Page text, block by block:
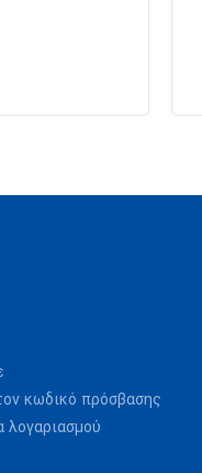
κωδικό πρόσβασης
λογαριασμού